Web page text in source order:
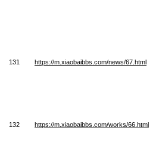
131 https://m.xiaobaibbs.com/news/67.html
132 https://m.xiaobaibbs.com/works/66.html